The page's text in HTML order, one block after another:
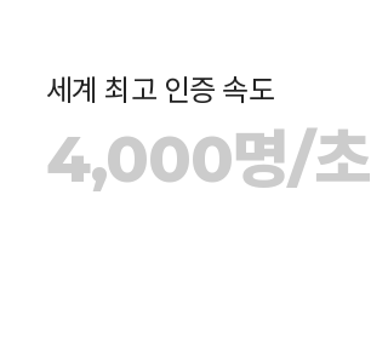
세계 최고 인증 속도
4,000명/초